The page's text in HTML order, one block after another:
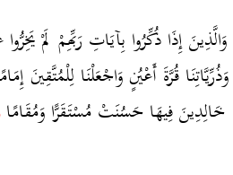
وَالَّذِينَ إِذَا ذُكِّرُوا بِآيَاتِ رَبِّهِمْ لَمْ
وَذُرِّيَّاتِنَا قُرَّةَ أَعْيُنٍ وَاجْعَلْنَا لِلْمُتَّقِينَ
خَالِدِينَ فِيهَا حَسُنَتْ مُسْتَقَرًّا وَمُقَامًا